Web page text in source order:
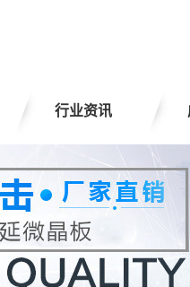
行业资讯